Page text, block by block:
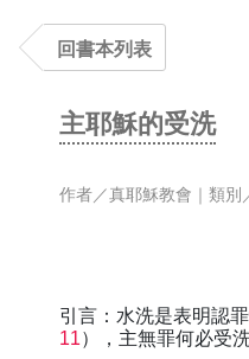
回書本列表
主耶穌的受洗
作者／真耶穌教會｜類別
引言：水洗是表明認
11），主無罪何必受